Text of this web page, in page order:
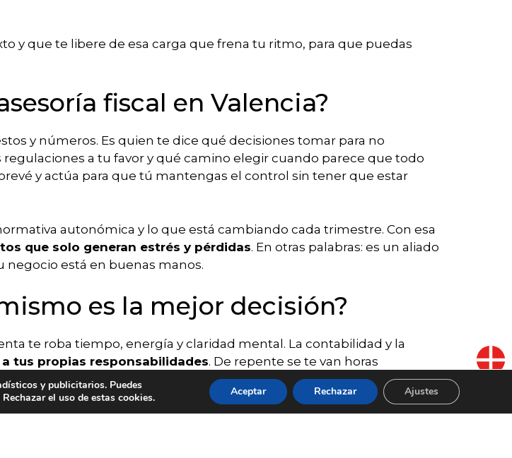
EMPLEO BLOG CONTACTO
y que te libere de esa carga que frena tu ritmo, para que puedas
fiscal en Valencia?
y números. Es quien te dice qué decisiones tomar para no
a tu favor y qué camino elegir cuando parece que todo
y actúa para que tú mantengas el control sin tener que estar
autonómica y lo que está cambiando cada trimestre. Con esa
que solo generan estrés y pérdidas. En otras palabras: es un aliado
negocio está en buenas manos.
es la mejor decisión?
te roba tiempo, energía y claridad mental. La contabilidad y la
tus propias responsabilidades. De repente se te van horas
no cometer errores.
el enfoque. Sabes que los números están bajo control, que
y publicitarios. Puedes
el uso de estas cookies. Aceptar Rechazar Ajustes